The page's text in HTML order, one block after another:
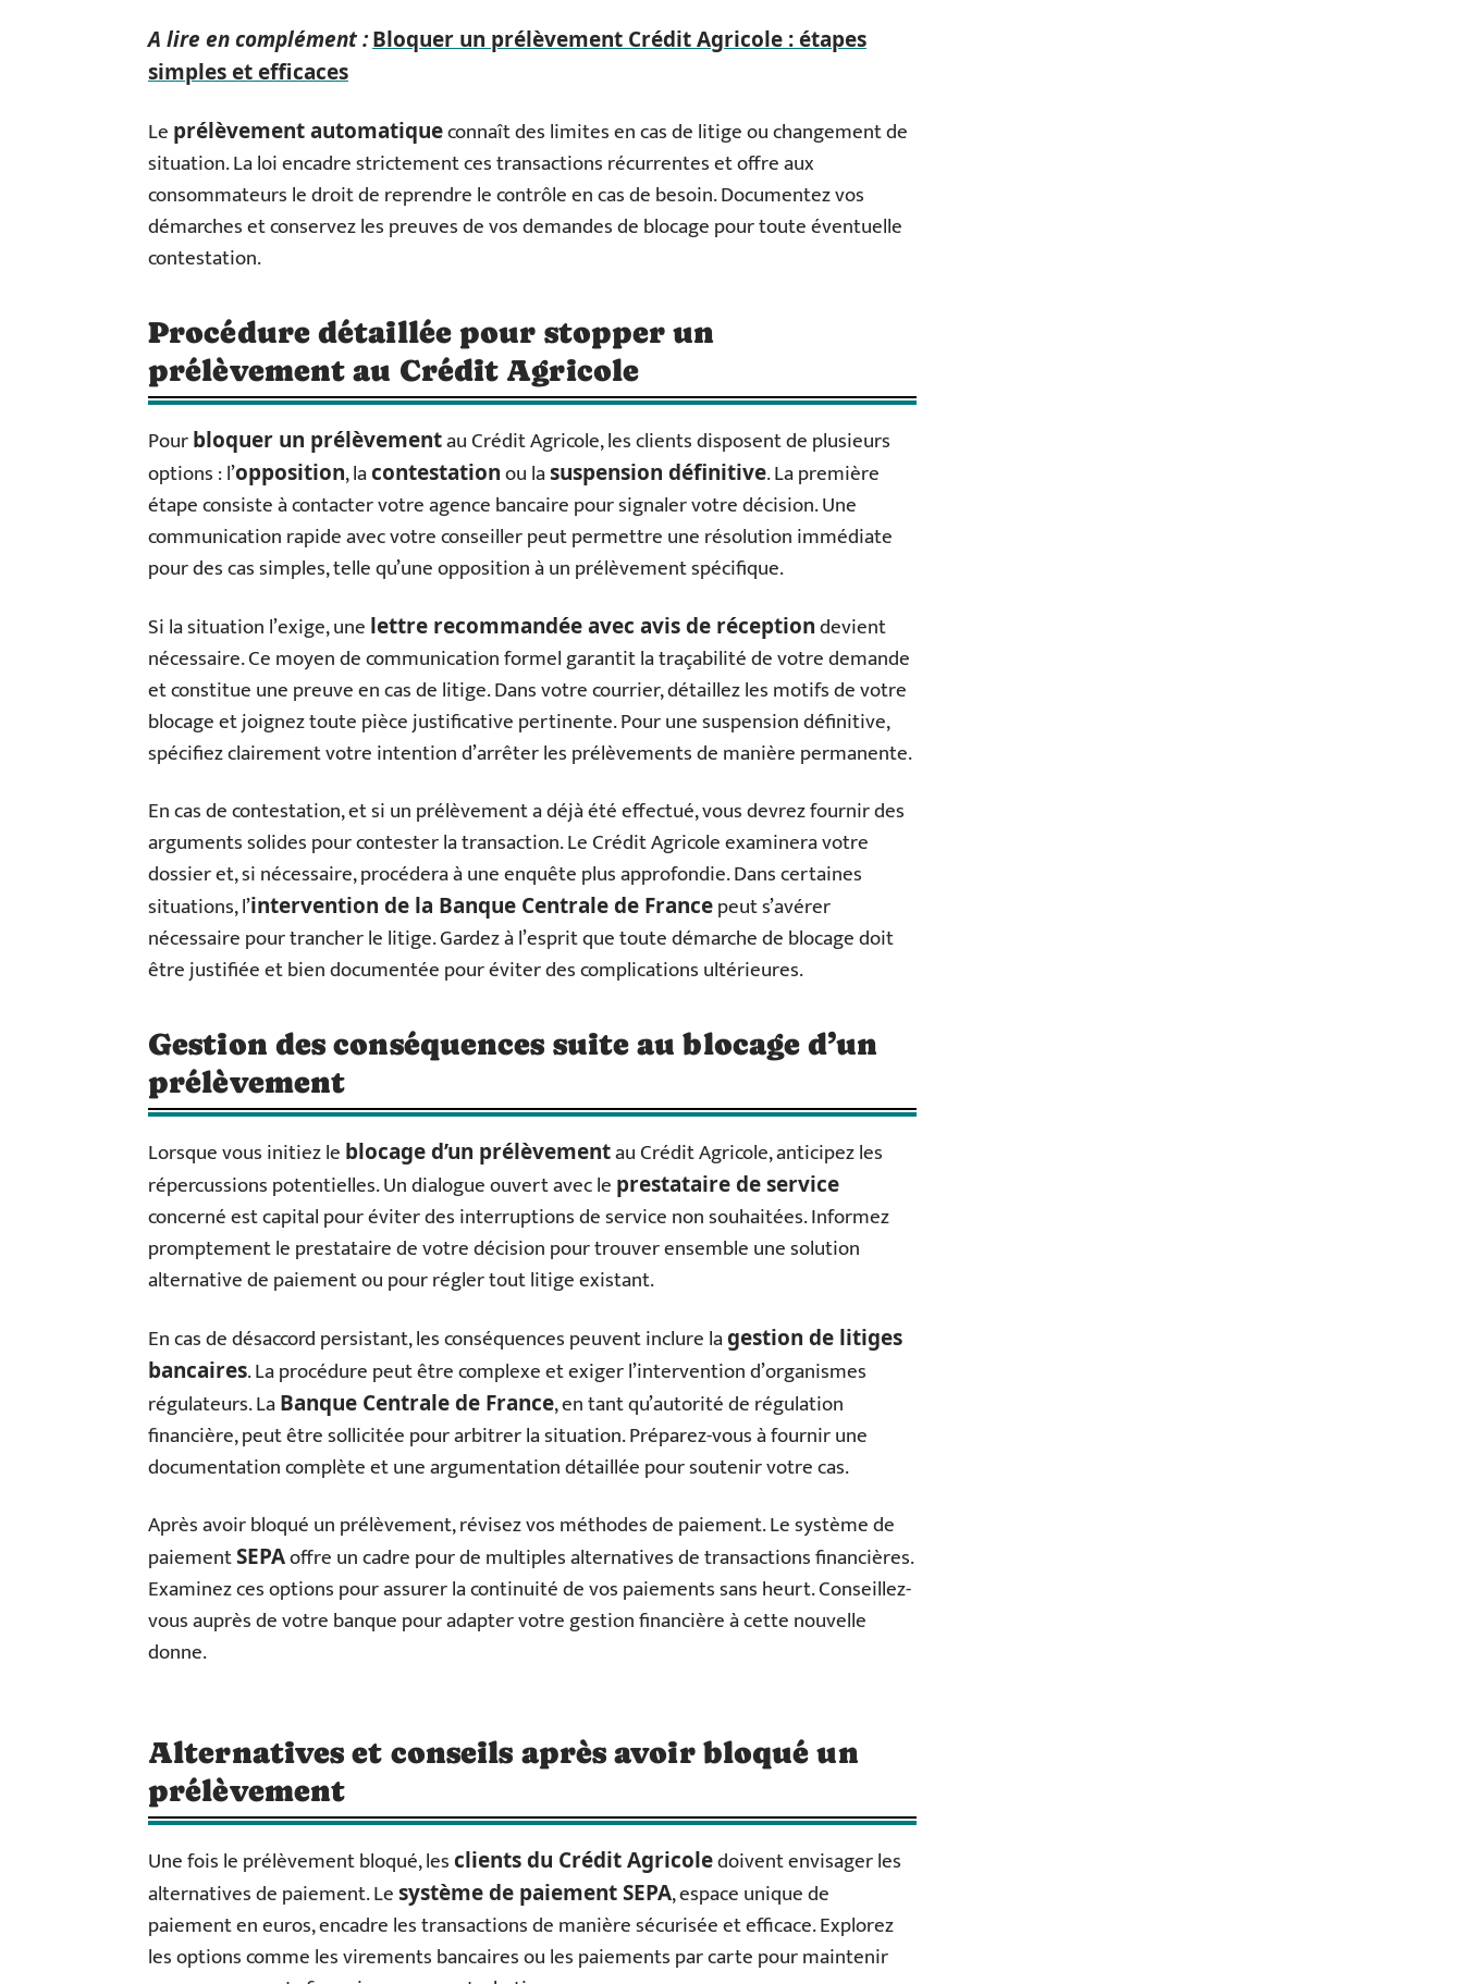
A lire en complément :Bloquer un prélèvement Crédit Agricole : étapes
simples et efficaces
Le prélèvement automatiqueconnaît des limites en cas de litige ou changement de
situation. La loi encadre strictement ces transactions récurrentes et offre aux
consommateurs le droit de reprendre le contrôle en cas de besoin. Documentez vos
démarches et conservez les preuves de vos demandes de blocage pour toute éventuelle
contestation.
Procédure détaillée pour stopper un
prélèvement au Crédit Agricole
Pourbloquer un prélèvementau Crédit Agricole, les clients disposent de plusieurs
options : l’opposition, lacontestationou lasuspension définitive. La première
étape consiste à contacter votre agence bancaire pour signaler votre décision. Une
communication rapide avec votre conseiller peut permettre une résolution immédiate
pour des cas simples, telle qu’une opposition à un prélèvement spécifique.
Si la situation l’exige, une lettre recommandée avec avis de réceptiondevient
nécessaire. Ce moyen de communication formel garantit la traçabilité de votre demande
et constitue une preuve en cas de litige. Dans votre courrier, détaillez les motifs de votre
blocage et joignez toute pièce justificative pertinente. Pour une suspension définitive,
spécifiez clairement votre intention d’arrêter les prélèvements de manière permanente.
En cas de contestation, et si un prélèvement a déjà été effectué, vous devrez fournir des
arguments solides pour contester la transaction. Le Crédit Agricole examinera votre
dossier et, si nécessaire, procédera à une enquête plus approfondie. Dans certaines
situations, l’intervention de la Banque Centrale de Francepeut s’avérer
nécessaire pour trancher le litige. Gardez à l’esprit que toute démarche de blocage doit
être justifiée et bien documentée pour éviter des complications ultérieures.
Gestion des conséquences suite au blocage d’un
prélèvement
Lorsque vous initiez le blocage d’un prélèvementau Crédit Agricole, anticipez les
répercussions potentielles. Un dialogue ouvert avec le prestataire de service
concerné est capital pour éviter des interruptions de service non souhaitées. Informez
promptement le prestataire de votre décision pour trouver ensemble une solution
alternative de paiement ou pour régler tout litige existant.
En cas de désaccord persistant, les conséquences peuvent inclure lagestion de litiges
bancaires. La procédure peut être complexe et exiger l’intervention d’organismes
régulateurs. LaBanque Centrale de France, en tant qu’autorité de régulation
financière, peut être sollicitée pour arbitrer la situation. Préparez-vous à fournir une
documentation complète et une argumentation détaillée pour soutenir votre cas.
Après avoir bloqué un prélèvement, révisez vos méthodes de paiement. Le système de
paiementSEPAoffre un cadre pour de multiples alternatives de transactions financières.
Examinez ces options pour assurer la continuité de vos paiements sans heurt. Conseillez-
vous auprès de votre banque pour adapter votre gestion financière à cette nouvelle
donne.
Alternatives et conseils après avoir bloqué un
prélèvement
Une fois le prélèvement bloqué, lesclients du Crédit Agricoledoivent envisager les
alternatives de paiement. Lesystème de paiement SEPA, espace unique de
paiement en euros, encadre les transactions de manière sécurisée et efficace. Explorez
les options comme les virements bancaires ou les paiements par carte pour maintenir